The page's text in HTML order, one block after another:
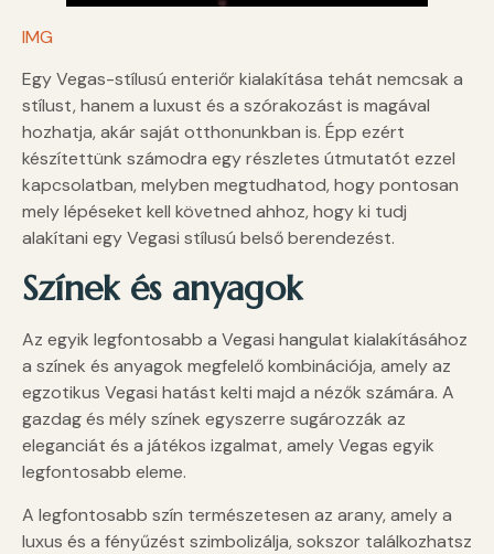
IMG
Egy Vegas-stílusú enteriőr kialakítása tehát nemcsak a
stílust, hanem a luxust és a szórakozást is magával
hozhatja, akár saját otthonunkban is. Épp ezért
készítettünk számodra egy részletes útmutatót ezzel
kapcsolatban, melyben megtudhatod, hogy pontosan
mely lépéseket kell követned ahhoz, hogy ki tudj
alakítani egy Vegasi stílusú belső berendezést.
Színek és anyagok
Az egyik legfontosabb a Vegasi hangulat kialakításához
a színek és anyagok megfelelő kombinációja, amely az
egzotikus Vegasi hatást kelti majd a nézők számára. A
gazdag és mély színek egyszerre sugározzák az
eleganciát és a játékos izgalmat, amely Vegas egyik
legfontosabb eleme.
A legfontosabb szín természetesen az arany, amely a
luxus és a fényűzést szimbolizálja, sokszor találkozhatsz